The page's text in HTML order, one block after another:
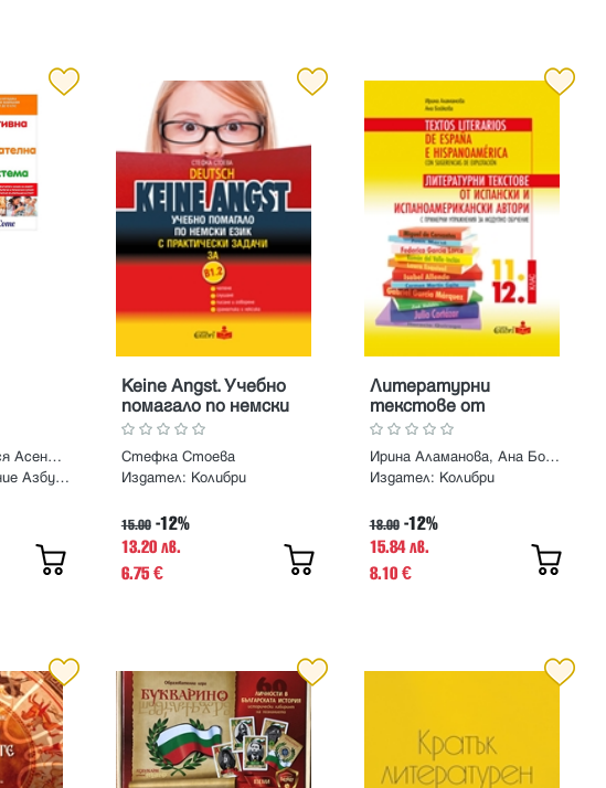
Весела Гюрова, Ася Асенова, Мария Валявичарска, Анжелина Янева
Сдружение Азбукари
Keine Angst. Учебно
помагало по немски
език с практически
задачи за В1.2
Стефка Стоева
Издател: Колибри
15.00 -12%
13.20 лв.
6.75 €
Литературни
текстове от
испански и
испаноамерикански
автори с примерни
упражнения за
11.и 12. клас
Ирина Аламанова, Ана Бойкова
Издател: Колибри
18.00 -12%
15.84 лв.
8.10 €